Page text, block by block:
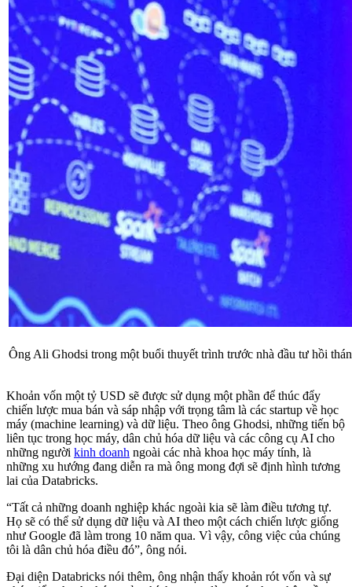
Ông Ali Ghodsi trong một buổi thuyết trình trước nhà đầu tư hồi
Khoản vốn một tỷ USD sẽ được sử dụng một phần để thúc đẩy
chiến lược mua bán và sáp nhập với trọng tâm là các startup về học
máy (machine learning) và dữ liệu. Theo ông Ghodsi, những tiến bộ
liên tục trong học máy, dân chủ hóa dữ liệu và các công cụ AI cho
những người kinh doanh ngoài các nhà khoa học máy tính, là
những xu hướng đang diễn ra mà ông mong đợi sẽ định hình tương
lai của Databricks.
“Tất cả những doanh nghiệp khác ngoài kia sẽ làm điều tương tự.
Họ sẽ có thể sử dụng dữ liệu và AI theo một cách chiến lược giống
như Google đã làm trong 10 năm qua. Vì vậy, công việc của chúng
tôi là dân chủ hóa điều đó”, ông nói.
Đại diện Databricks nói thêm, ông nhận thấy khoản rót vốn và sự